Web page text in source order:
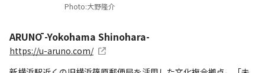
Photo:大野隆介
ARUNŌ -Yokohama Shinohara-
https://u-aruno.com/